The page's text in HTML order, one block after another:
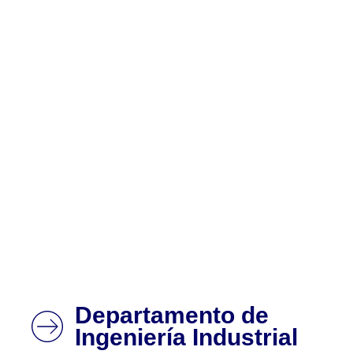
Departamento de
Ingeniería Industrial